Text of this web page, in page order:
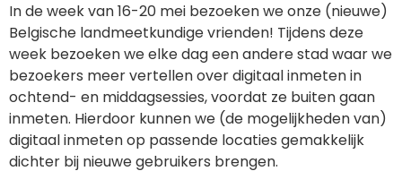
In de week van 16-20 mei bezoeken we onze (nieuwe)
Belgische landmeetkundige vrienden! Tijdens deze
week bezoeken we elke dag een andere stad waar we
bezoekers meer vertellen over digitaal inmeten in
ochtend- en middagsessies, voordat ze buiten gaan
inmeten. Hierdoor kunnen we (de mogelijkheden van)
digitaal inmeten op passende locaties gemakkelijk
dichter bij nieuwe gebruikers brengen.